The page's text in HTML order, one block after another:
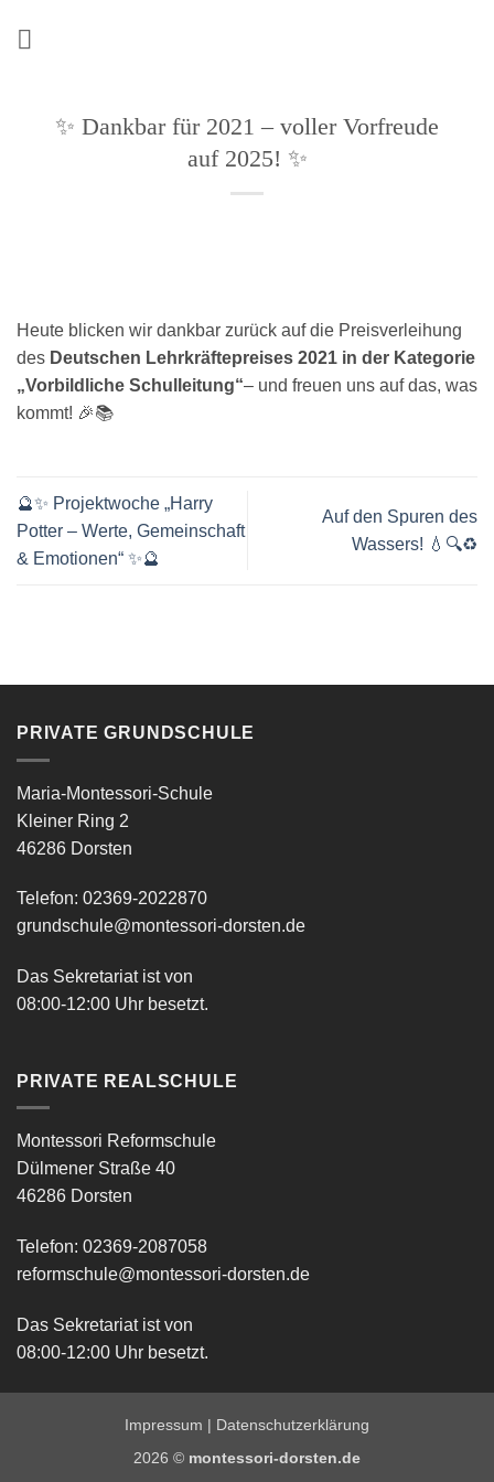
✨ Dankbar für 2021 – voller Vorfreude
auf 2025! ✨
Heute blicken wir dankbar zurück auf die Preisverleihung
des Deutschen Lehrkräftepreises 2021 in der Kategorie
„Vorbildliche Schulleitung“– und freuen uns auf das, was
kommt! 🎉📚
🔮✨ Projektwoche „Harry
Potter – Werte, Gemeinschaft
& Emotionen“ ✨🔮
Auf den Spuren des
Wassers! 💧🔍♻️
PRIVATE GRUNDSCHULE
Maria-Montessori-Schule
Kleiner Ring 2
46286 Dorsten
Telefon: 02369-2022870
grundschule@montessori-dorsten.de
Das Sekretariat ist von
08:00-12:00 Uhr besetzt.
PRIVATE REALSCHULE
Montessori Reformschule
Dülmener Straße 40
46286 Dorsten
Telefon: 02369-2087058
reformschule@montessori-dorsten.de
Das Sekretariat ist von
08:00-12:00 Uhr besetzt.
Impressum | Datenschutzerklärung
2026 © montessori-dorsten.de